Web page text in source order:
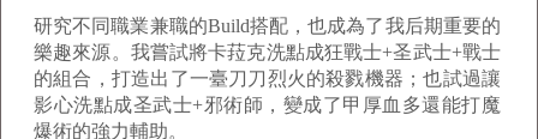
研究不同職業兼職的Build搭配，也成為了我后期重要的
樂趣來源。我嘗試將卡菈克洗點成狂戰士+圣武士+戰士
的組合，打造出了一臺刀刀烈火的殺戮機器；也試過讓
影心洗點成圣武士+邪術師，變成了甲厚血多還能打魔
爆術的強力輔助。